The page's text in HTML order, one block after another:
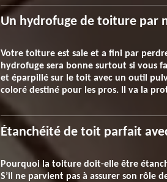
Un hydrofuge de toiture par
Votre toiture est sale et a fini par
hydrofuge sera bonne surtout si vous
et éparpillé sur le toit avec un outil
coloré destiné pour les pros. Il va la
Étanchéité de toit parfait
Pourquoi la toiture doit-elle être
S’il ne parvient pas à assurer son rôle